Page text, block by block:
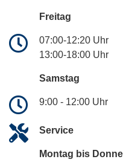
Freitag
07:00-12:20 Uhr
13:00-18:00 Uhr
Samstag
9:00 - 12:00 Uhr
Service
Montag bis